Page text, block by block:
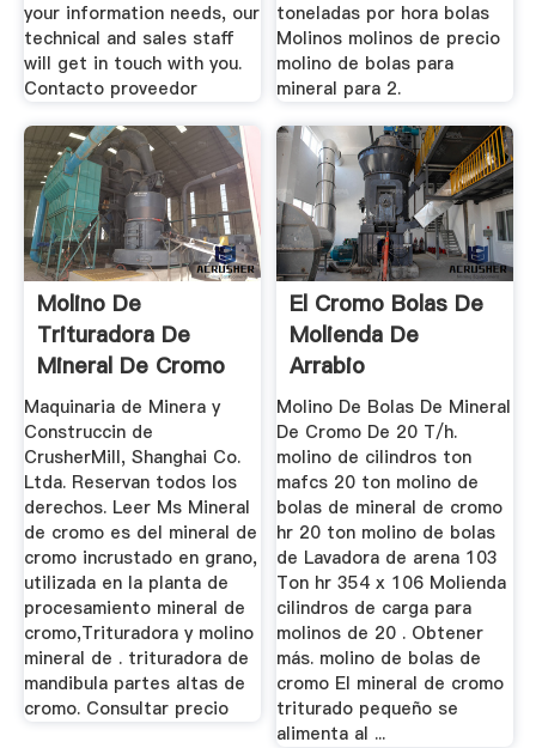
your information needs, our
technical and sales staff
will get in touch with you.
Contacto proveedor
toneladas por hora bolas
Molinos molinos de precio
molino de bolas para
mineral para 2.
Molino De
Trituradora De
Mineral De Cromo
Mill Kenya
Maquinaria de Minera y
Construccin de
CrusherMill, Shanghai Co.
Ltda. Reservan todos los
derechos. Leer Ms Mineral
de cromo es del mineral de
cromo incrustado en grano,
utilizada en la planta de
procesamiento mineral de
cromo,Trituradora y molino
mineral de . trituradora de
mandibula partes altas de
cromo. Consultar precio
El Cromo Bolas De
Molienda De
Arrabio
Molino De Bolas De Mineral
De Cromo De 20 T/h.
molino de cilindros ton
mafcs 20 ton molino de
bolas de mineral de cromo
hr 20 ton molino de bolas
de Lavadora de arena 103
Ton hr 354 x 106 Molienda
cilindros de carga para
molinos de 20 . Obtener
más. molino de bolas de
cromo El mineral de cromo
triturado pequeño se
alimenta al ...